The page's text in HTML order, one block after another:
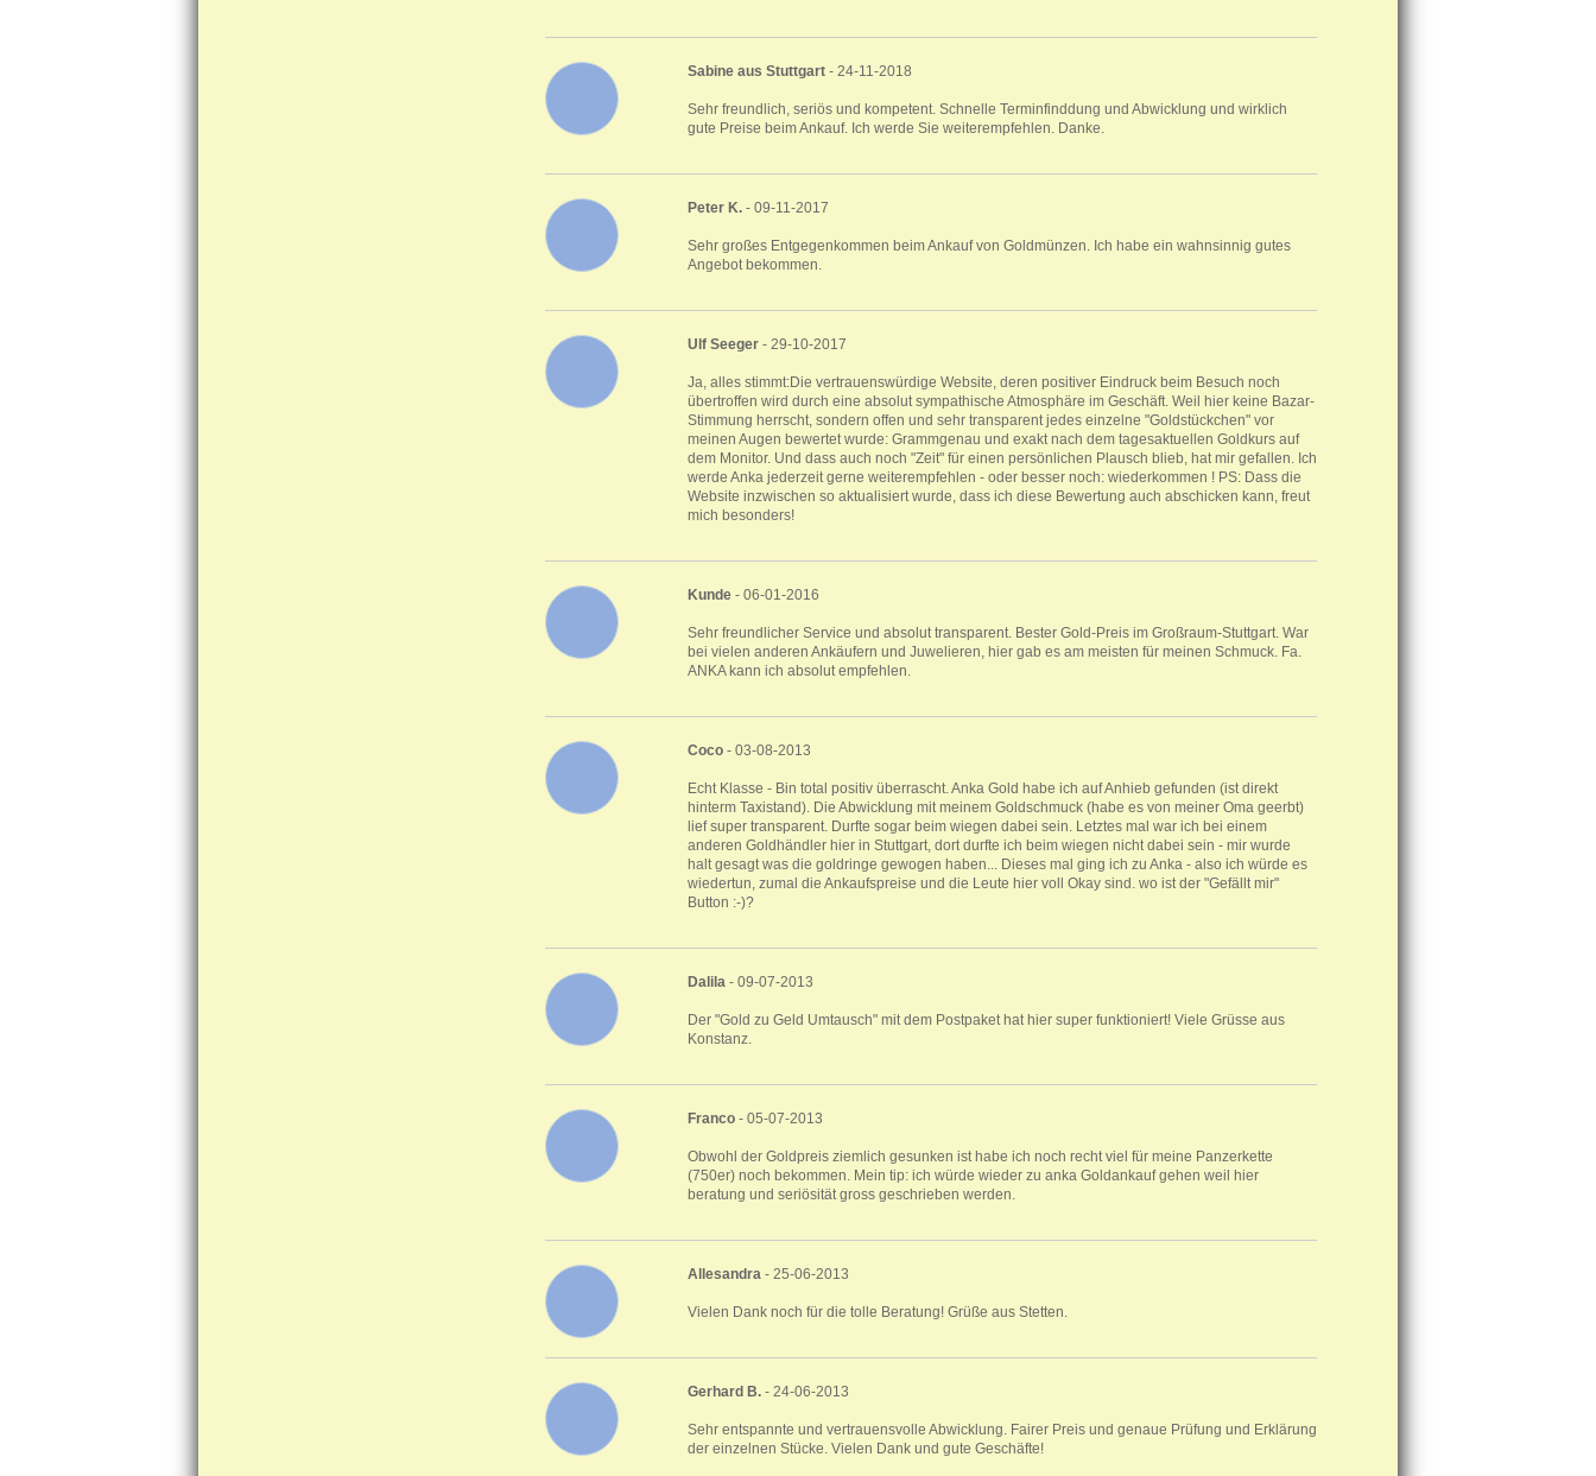
Sabine aus Stuttgart - 24-11-2018
Sehr freundlich, seriös und kompetent. Schnelle Terminfinddung und Abwicklung und wirklich
gute Preise beim Ankauf. Ich werde Sie weiterempfehlen. Danke.
Peter K. - 09-11-2017
Sehr großes Entgegenkommen beim Ankauf von Goldmünzen. Ich habe ein wahnsinnig gutes
Angebot bekommen.
Ulf Seeger - 29-10-2017
Ja, alles stimmt:Die vertrauenswürdige Website, deren positiver Eindruck beim Besuch noch
übertroffen wird durch eine absolut sympathische Atmosphäre im Geschäft. Weil hier keine Bazar-
Stimmung herrscht, sondern offen und sehr transparent jedes einzelne "Goldstückchen" vor
meinen Augen bewertet wurde: Grammgenau und exakt nach dem tagesaktuellen Goldkurs auf
dem Monitor. Und dass auch noch "Zeit" für einen persönlichen Plausch blieb, hat mir gefallen. Ich
werde Anka jederzeit gerne weiterempfehlen - oder besser noch: wiederkommen ! PS: Dass die
Website inzwischen so aktualisiert wurde, dass ich diese Bewertung auch abschicken kann, freut
mich besonders!
Kunde - 06-01-2016
Sehr freundlicher Service und absolut transparent. Bester Gold-Preis im Großraum-Stuttgart. War
bei vielen anderen Ankäufern und Juwelieren, hier gab es am meisten für meinen Schmuck. Fa.
ANKA kann ich absolut empfehlen.
Coco - 03-08-2013
Echt Klasse - Bin total positiv überrascht. Anka Gold habe ich auf Anhieb gefunden (ist direkt
hinterm Taxistand). Die Abwicklung mit meinem Goldschmuck (habe es von meiner Oma geerbt)
lief super transparent. Durfte sogar beim wiegen dabei sein. Letztes mal war ich bei einem
anderen Goldhändler hier in Stuttgart, dort durfte ich beim wiegen nicht dabei sein - mir wurde
halt gesagt was die goldringe gewogen haben... Dieses mal ging ich zu Anka - also ich würde es
wiedertun, zumal die Ankaufspreise und die Leute hier voll Okay sind. wo ist der "Gefällt mir"
Button :-)?
Dalila - 09-07-2013
Der "Gold zu Geld Umtausch" mit dem Postpaket hat hier super funktioniert! Viele Grüsse aus
Konstanz.
Franco - 05-07-2013
Obwohl der Goldpreis ziemlich gesunken ist habe ich noch recht viel für meine Panzerkette
(750er) noch bekommen. Mein tip: ich würde wieder zu anka Goldankauf gehen weil hier
beratung und seriösität gross geschrieben werden.
Allesandra - 25-06-2013
Vielen Dank noch für die tolle Beratung! Grüße aus Stetten.
Gerhard B. - 24-06-2013
Sehr entspannte und vertrauensvolle Abwicklung. Fairer Preis und genaue Prüfung und Erklärung
der einzelnen Stücke. Vielen Dank und gute Geschäfte!